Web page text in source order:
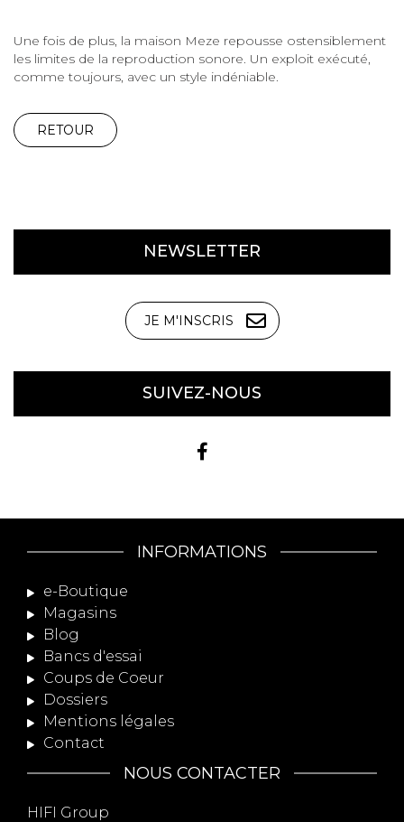
Une fois de plus, la maison Meze repousse ostensiblement
les limites de la reproduction sonore. Un exploit exécuté,
comme toujours, avec un style indéniable.
RETOUR
NEWSLETTER
JE M'INSCRIS
SUIVEZ-NOUS
INFORMATIONS
e-Boutique
Magasins
Blog
Bancs d'essai
Coups de Coeur
Dossiers
Mentions légales
Contact
NOUS CONTACTER
HIFI Group